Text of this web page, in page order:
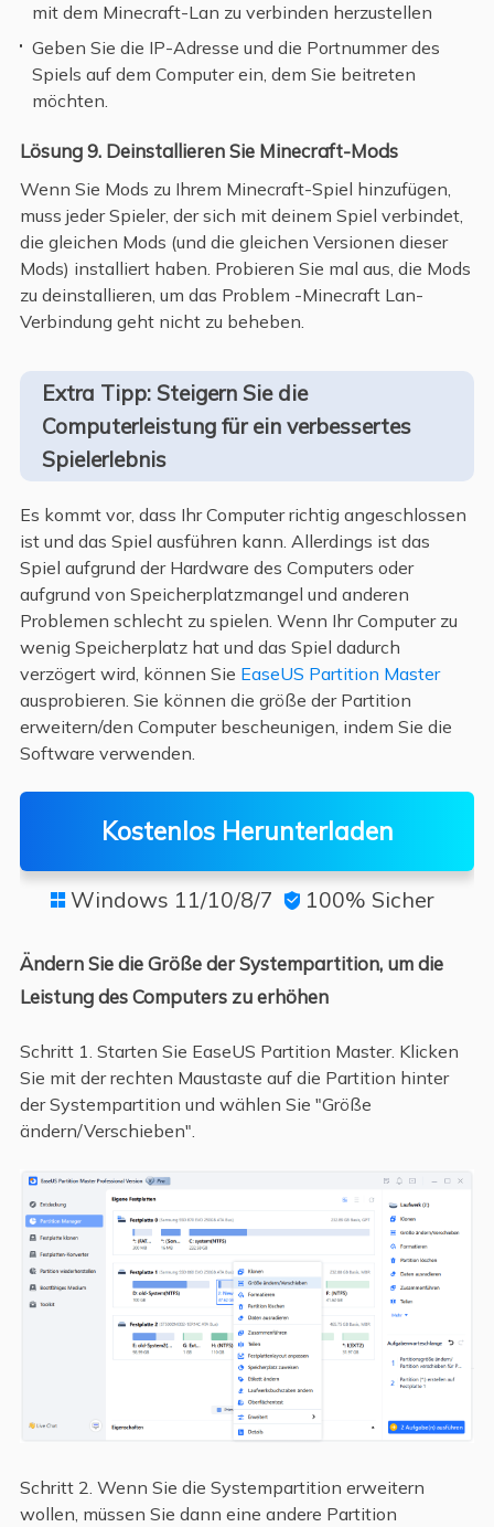
mit dem Minecraft-Lan zu verbinden herzustellen
Geben Sie die IP-Adresse und die Portnummer des
Spiels auf dem Computer ein, dem Sie beitreten
möchten.
Lösung 9. Deinstallieren Sie Minecraft-Mods
Wenn Sie Mods zu Ihrem Minecraft-Spiel hinzufügen,
muss jeder Spieler, der sich mit deinem Spiel verbindet,
die gleichen Mods (und die gleichen Versionen dieser
Mods) installiert haben. Probieren Sie mal aus, die Mods
zu deinstallieren, um das Problem -Minecraft Lan-
Verbindung geht nicht zu beheben.
Extra Tipp: Steigern Sie die
Computerleistung für ein verbessertes
Spielerlebnis
Es kommt vor, dass Ihr Computer richtig angeschlossen
ist und das Spiel ausführen kann. Allerdings ist das
Spiel aufgrund der Hardware des Computers oder
aufgrund von Speicherplatzmangel und anderen
Problemen schlecht zu spielen. Wenn Ihr Computer zu
wenig Speicherplatz hat und das Spiel dadurch
verzögert wird, können Sie EaseUS Partition Master
ausprobieren. Sie können die größe der Partition
erweitern/den Computer bescheunigen, indem Sie die
Software verwenden.
Kostenlos Herunterladen
 Windows 11/10/8/7  100% Sicher
Ändern Sie die Größe der Systempartition, um die
Leistung des Computers zu erhöhen
Schritt 1. Starten Sie EaseUS Partition Master. Klicken
Sie mit der rechten Maustaste auf die Partition hinter
der Systempartition und wählen Sie "Größe
ändern/Verschieben".
Schritt 2. Wenn Sie die Systempartition erweitern
wollen, müssen Sie dann eine andere Partition